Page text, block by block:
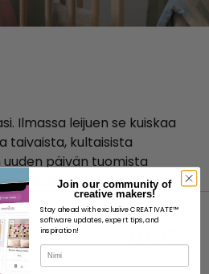
Ilmassa leijuen se kuiskaa
taivaista, kultaisista
päivän tuomista
Join our community of
creative makers!
Stay ahead with exclusive CREATIVATE™
software updates, expert tips, and
inspiration!
Nimi